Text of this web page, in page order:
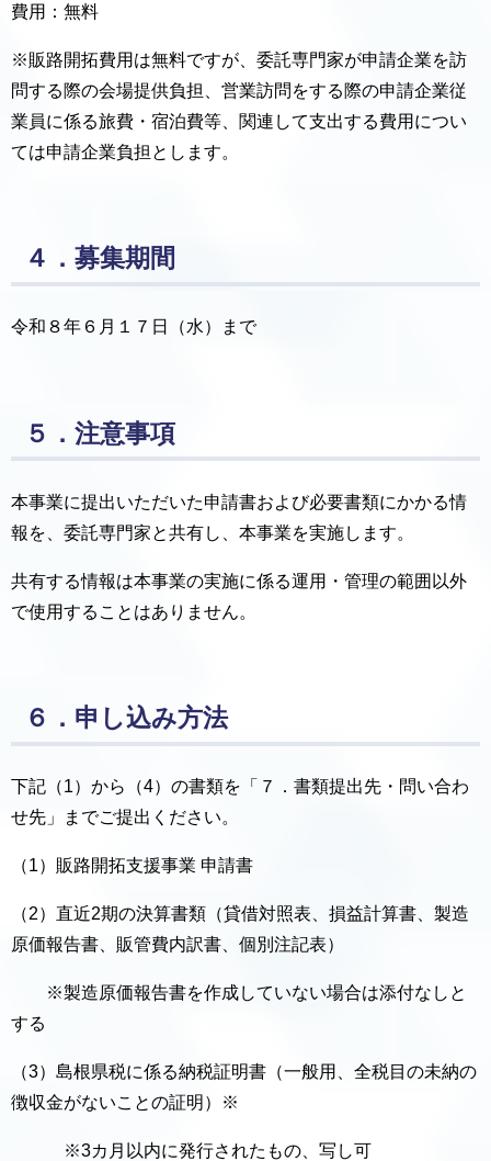
費用：無料
※販路開拓費用は無料ですが、委託専門家が申請企業を訪
問する際の会場提供負担、営業訪問をする際の申請企業従
業員に係る旅費・宿泊費等、関連して支出する費用につい
ては申請企業負担とします。
４．募集期間
令和８年６月１７日（水）まで
５．注意事項
本事業に提出いただいた申請書および必要書類にかかる情
報を、委託専門家と共有し、本事業を実施します。
共有する情報は本事業の実施に係る運用・管理の範囲以外
で使用することはありません。
６．申し込み方法
下記（1）から（4）の書類を「７．書類提出先・問い合わ
せ先」までご提出ください。
（1）販路開拓支援事業 申請書
（2）直近2期の決算書類（貸借対照表、損益計算書、製造
原価報告書、販管費内訳書、個別注記表）
※製造原価報告書を作成していない場合は添付なしと
する
（3）島根県税に係る納税証明書（一般用、全税目の未納の
徴収金がないことの証明）※
※3カ月以内に発行されたもの、写し可